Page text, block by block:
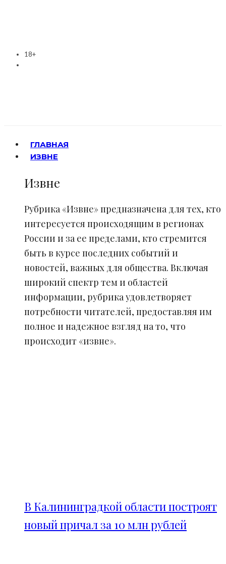
18+
ГЛАВНАЯ
ИЗВНЕ
Извне
Рубрика «Извне» предназначена для тех, кто
интересуется происходящим в регионах
России и за ее пределами, кто стремится
быть в курсе последних событий и
новостей, важных для общества. Включая
широкий спектр тем и областей
информации, рубрика удовлетворяет
потребности читателей, предоставляя им
полное и надежное взгляд на то, что
происходит «извне».
В Калининградкой области построят
новый причал за 10 млн рублей